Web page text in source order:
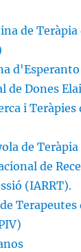
de Teràpia
d'Esperanto
de Dones
i Teràpies
de
de
(IARRT).
Terapeutes